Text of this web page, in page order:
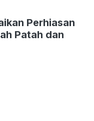
Perhiasan
Patah dan